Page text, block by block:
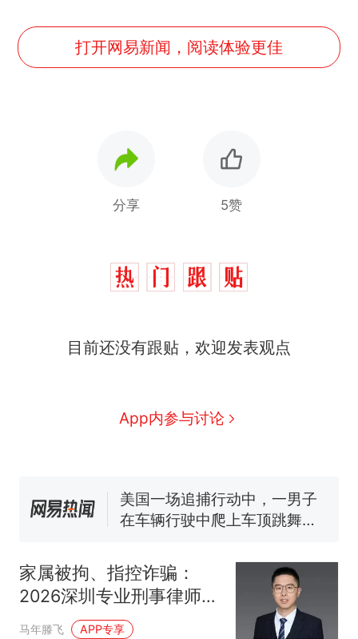
打开网易新闻，阅读体验更佳
分享 5赞
目前还没有跟贴，欢迎发表观点
App内参与讨论
争议，此前一天内数万人从摩
洛哥涌入西班牙
新 费大厨“全国小炒肉大王”称
140多朵
美国一场追捕行动中，一男子
在车辆行驶中爬上车顶跳舞。
官方通报
美国渔民钓获鲨鱼徒手将其拽
回大海 目击者直呼震惊 （视频
来源：参考消息）
热
西班牙飞地休达边境，摩洛
家属被拘、指控诈骗：
2026深圳专业刑事律师选
型与案件处理方案
马年滕飞 APP专享